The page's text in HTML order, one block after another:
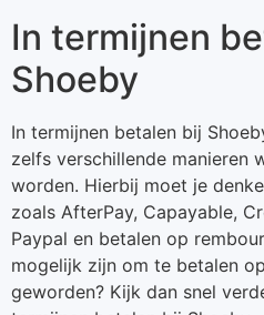
In termijnen
Shoeby
In termijnen betalen bij
zelfs verschillende manieren
worden. Hierbij moet je
zoals AfterPay, Capayable,
Paypal en betalen op
mogelijk zijn om te betalen
geworden? Kijk dan snel